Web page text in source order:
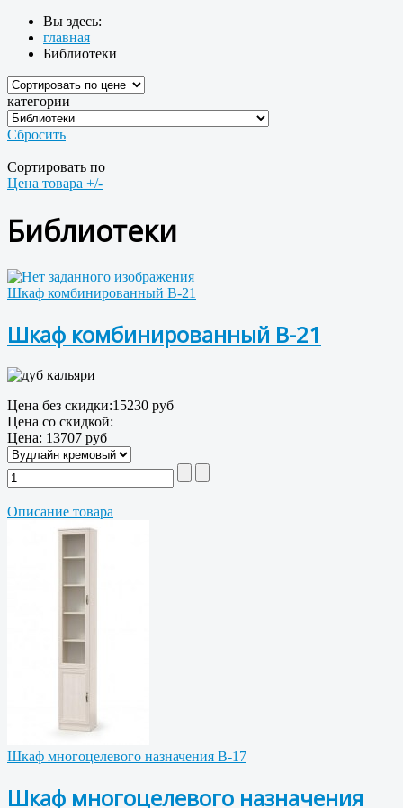
Вы здесь:
главная
Библиотеки
категории
Сбросить
Сортировать по
Цена товара +/-
Библиотеки
Шкаф комбинированный В-21
Шкаф комбинированный В-21
Цена без скидки:15230 руб
Цена со скидкой:
Цена: 13707 руб
Описание товара
Шкаф многоцелевого назначения В-17
Шкаф многоцелевого назначения